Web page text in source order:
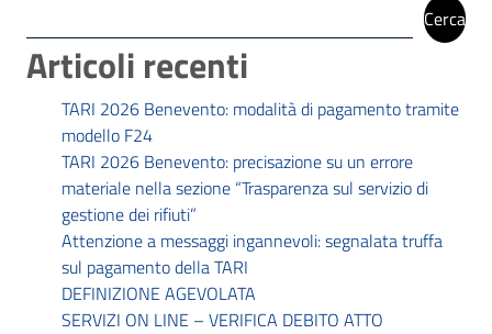
Cerca
Articoli recenti
TARI 2026 Benevento: modalità di pagamento tramite
modello F24
TARI 2026 Benevento: precisazione su un errore
materiale nella sezione “Trasparenza sul servizio di
gestione dei rifiuti”
Attenzione a messaggi ingannevoli: segnalata truffa
sul pagamento della TARI
DEFINIZIONE AGEVOLATA
SERVIZI ON LINE – VERIFICA DEBITO ATTO